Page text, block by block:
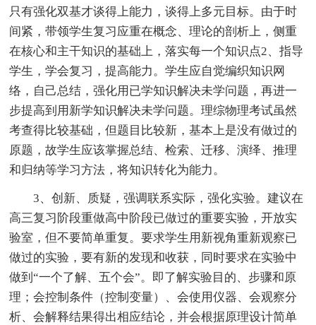
只有强化双基才谈得上能力，谈得上多元目标。由于时
间紧，带领学生复习应重在概念、理论的剖析上，侧重
在核心和主干知识的基础上，落实每一个知识点2、指导
学生，学会复习，提高能力。学生应自觉编织知识网
络，自己总结，强化用已学知识解决未学问题，再进一
步提高到用新学知识解决未学问题。理综物理考试虽然
考查得比较基础，但题目比较新，基本上是没有做过的
原题，故学生应该掌握总结、检索、迁移、演绎、推理
和归纳等学习方法，将知识转化为能力。
3、创新、质疑，强调联系实际，强化实验。建议在
高三复习阶段重做高中阶段已做过的重要实验，开放实
验室，但不要简单重复。要求学生用新视角重新观察已
做过的实验，要有新的发现和收获，同时要求在实验中
做到“一个了解、五个会”。即了解实验目的、步骤和原
理；会控制条件（控制变量）、会使用仪器、会观察分
析、会解释结果得出相应结论，并会根据原理设计简单